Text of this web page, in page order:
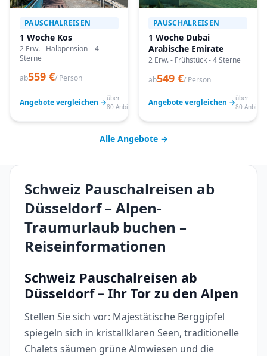
PAUSCHALREISEN
1 Woche Kos
2 Erw. - Halbpension – 4
Sterne
ab559 €/ Person
Angebote vergleichen →über
80 Anbieter
PAUSCHALREISEN
1 Woche Dubai
Arabische Emirate
2 Erw. - Frühstück - 4 Sterne
ab549 €/ Person
Angebote vergleichen →über
80
Alle Angebote →
Schweiz Pauschalreisen ab
Düsseldorf – Alpen-
Traumurlaub buchen –
Reiseinformationen
Schweiz Pauschalreisen ab
Düsseldorf – Ihr Tor zu den Alpen
Stellen Sie sich vor: Majestätische Berggipfel
spiegeln sich in kristallklaren Seen, traditionelle
Chalets säumen grüne Almwiesen und die